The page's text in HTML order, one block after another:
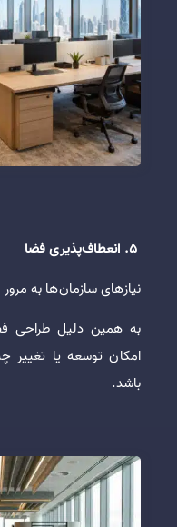
5. انعطاف‌پذیری فضا
نیازهای سازمان‌ها به
به همین دلیل طراحی
امکان توسعه یا تغییر
باشد.